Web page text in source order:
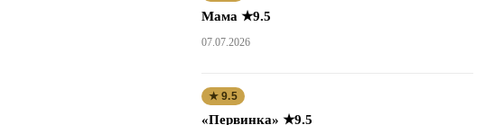
Мама ★9.5
07.07.2026
★ 9.5
«Первинка» ★9.5